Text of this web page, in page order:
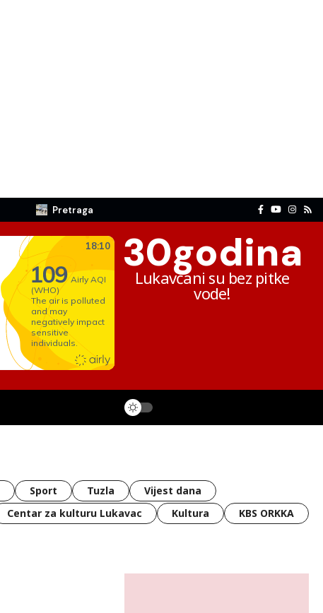
Pretraga
30godina
Lukavčani su bez pitke
vode!
Sport Tuzla
Vijest dana
Centar za kulturu Lukavac Kultura
KBS ORKKA